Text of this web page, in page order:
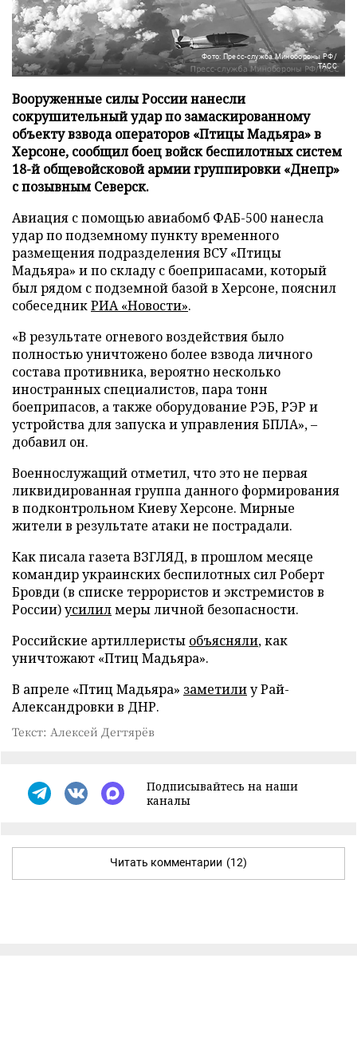
Фото: Пресс-служба Минобороны РФ/
ТАСС
Вооруженные силы России нанесли
сокрушительный удар по замаскированному
объекту взвода операторов «Птицы Мадьяра» в
Херсоне, сообщил боец войск беспилотных систем
18-й общевойсковой армии группировки «Днепр»
с позывным Северск.
Авиация с помощью авиабомб ФАБ-500 нанесла
удар по подземному пункту временного
размещения подразделения ВСУ «Птицы
Мадьяра» и по складу с боеприпасами, который
был рядом с подземной базой в Херсоне, пояснил
собеседникРИА «Новости».
«В результате огневого воздействия было
полностью уничтожено более взвода личного
состава противника, вероятно несколько
иностранных специалистов, пара тонн
боеприпасов, а также оборудование РЭБ, РЭР и
устройства для запуска и управления БПЛА», –
добавил он.
Военнослужащий отметил, что это не первая
ликвидированная группа данного формирования
в подконтрольном Киеву Херсоне. Мирные
жители в результате атаки не пострадали.
Как писала газета ВЗГЛЯД, в прошлом месяце
командир украинских беспилотных сил Роберт
Бровди (в списке террористов и экстремистов в
России)усилилмеры личной безопасности.
Российские артиллеристы объясняли, как
уничтожают «Птиц Мадьяра».
В апреле «Птиц Мадьяра» заметилиу Рай-
Александровки в ДНР.
Текст: Алексей Дегтярёв
Подписывайтесь на наши
каналы
Читать комментарии (12)